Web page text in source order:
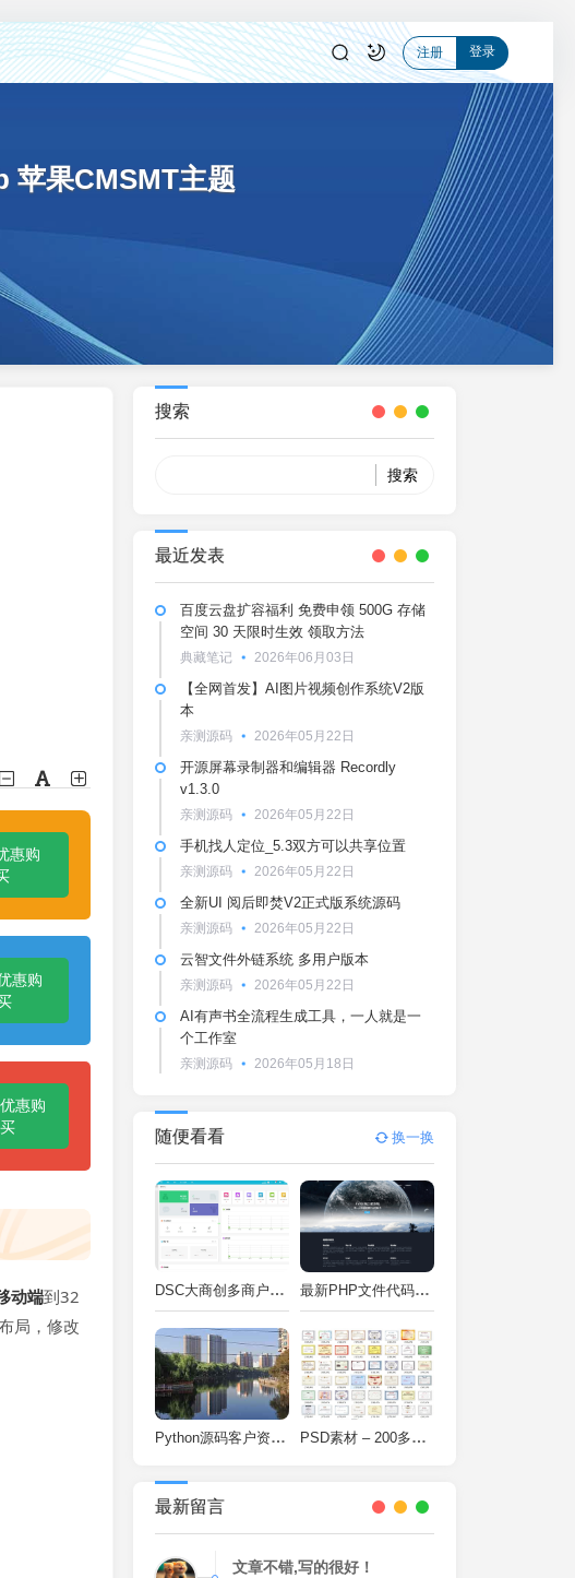
注册 登录
苹果CMSMT主题
惠购
惠购
惠购
买
动端到32
局，修改
搜索
最近发表
百度云盘扩容福利 免费申领 500G 存储
空间 30 天限时生效 领取方法
典藏笔记 2026年06月03日
【全网首发】AI图片视频创作系统V2版
本
亲测源码 2026年05月22日
开源屏幕录制器和编辑器 Recordly
v1.3.0
亲测源码 2026年05月22日
手机找人定位_5.3双方可以共享位置
亲测源码 2026年05月22日
全新UI 阅后即焚V2正式版系统源码
亲测源码 2026年05月22日
云智文件外链系统 多用户版本
亲测源码 2026年05月22日
AI有声书全流程生成工具，一人就是一
个工作室
亲测源码 2026年05月18日
随便看看 换一换
DSC大商创多商户电商系统完整部署教程（附PHP7.4/PHP8兼容修复方案） 最新PHP文件代码加密系统 在线PHP加密系统 全开源 亲测可用
Python源码客户资料管理系统V2.2一键运行 PSD素材 – 200多种类型证书PSD源码
最新留言
文章不错,写的很好！